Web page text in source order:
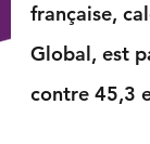
française,
Global, est
contre 45,3